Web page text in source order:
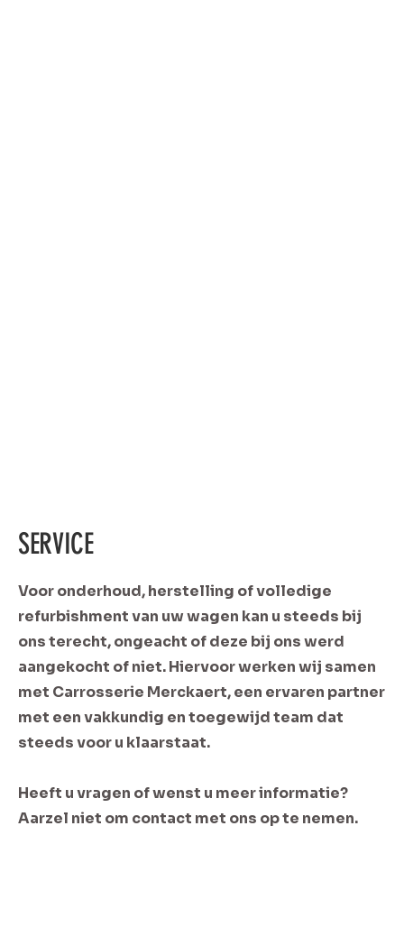
SERVICE
Voor onderhoud, herstelling of volledige
refurbishment van uw wagen kan u steeds bij
ons terecht, ongeacht of deze bij ons werd
aangekocht of niet. Hiervoor werken wij samen
met Carrosserie Merckaert, een ervaren partner
met een vakkundig en toegewijd team dat
steeds voor u klaarstaat.
Heeft u vragen of wenst u meer informatie?
Aarzel niet om contact met ons op te nemen.